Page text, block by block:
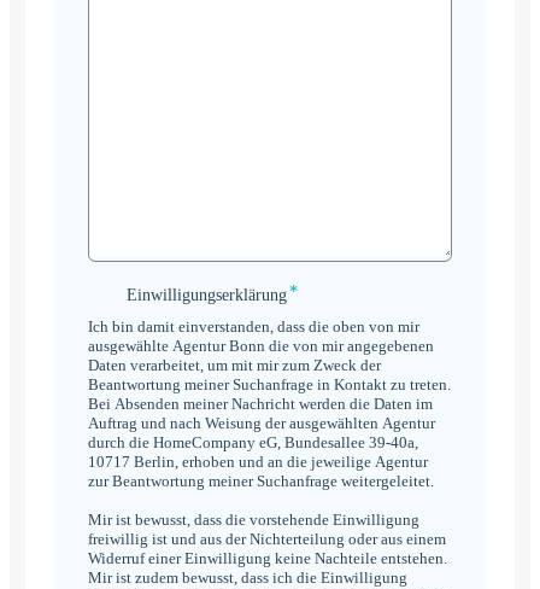
Einwilligungserklärung
Einwilligungserklärung*
Ich bin damit einverstanden, dass die oben von mir
ausgewählte Agentur Bonn die von mir angegebenen
Daten verarbeitet, um mit mir zum Zweck der
Beantwortung meiner Suchanfrage in Kontakt zu treten.
Bei Absenden meiner Nachricht werden die Daten im
Auftrag und nach Weisung der ausgewählten Agentur
durch die HomeCompany eG, Bundesallee 39-40a,
10717 Berlin, erhoben und an die jeweilige Agentur
zur Beantwortung meiner Suchanfrage weitergeleitet.
Mir ist bewusst, dass die vorstehende Einwilligung
freiwillig ist und aus der Nichterteilung oder aus einem
Widerruf einer Einwilligung keine Nachteile entstehen.
Mir ist zudem bewusst, dass ich die Einwilligung